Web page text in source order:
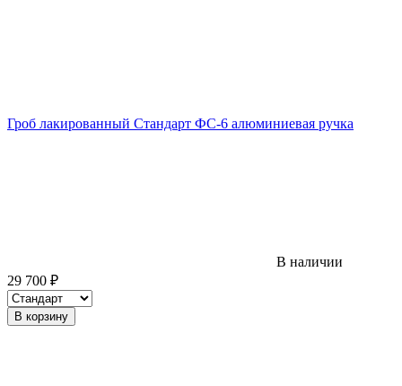
Гроб лакированный Стандарт ФС-6 алюминиевая ручка
В наличии
29 700 ₽
В корзину